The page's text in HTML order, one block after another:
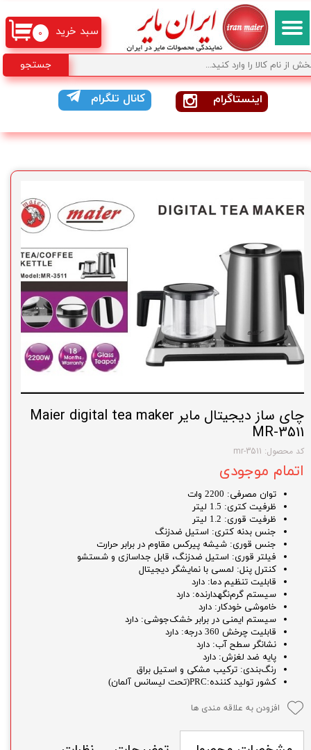
جستجو
کانال تلگرام اینستاگرام
۰ سبد خرید
چای ساز دیجیتال مایر Maier digital tea maker
MR-3511
کد محصول: mr-3511
اتمام موجودی
توان مصرفی: 2200 وات
ظرفیت کتری: 1.5 لیتر
ظرفیت قوری: 1.2 لیتر
جنس بدنه کتری: استیل ضدزنگ
جنس قوری: شیشه پیرکس مقاوم در برابر حرارت
فیلتر قوری: استیل ضدزنگ، قابل جداسازی و شستشو
کنترل پنل: لمسی با نمایشگر دیجیتال
قابلیت تنظیم دما: دارد
سیستم گرم‌نگهدارنده: دارد
خاموشی خودکار: دارد
سیستم ایمنی در برابر خشک‌جوشی: دارد
قابلیت چرخش 360 درجه: دارد
نشانگر سطح آب: دارد
پایه ضد لغزش: دارد
رنگ‌بندی: ترکیب مشکی و استیل براق
کشور تولید کننده:PRC(تحت لیسانس آلمان)
افزودن به علاقه مندی ها